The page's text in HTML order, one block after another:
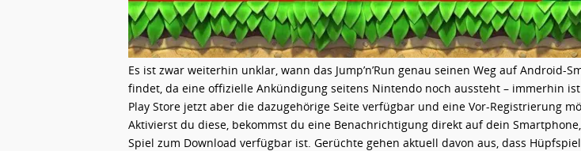
Es ist zwar weiterhin unklar, wann das Jump’n’Run genau seinen Weg auf Android-
findet, da eine offizielle Ankündigung seitens Nintendo noch aussteht – immerhin
Play Store jetzt aber die dazugehörige Seite verfügbar und eine Vor-Registrierung
Aktivierst du diese, bekommst du eine Benachrichtigung direkt auf dein
Spiel zum Download verfügbar ist. Gerüchte gehen aktuell davon aus, dass